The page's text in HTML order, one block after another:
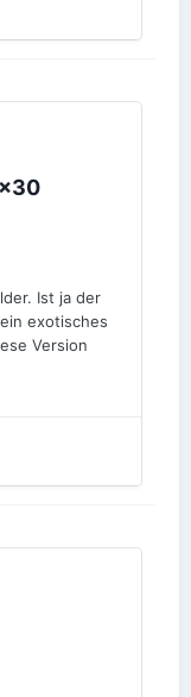
Ist ja der
exotisches
Version